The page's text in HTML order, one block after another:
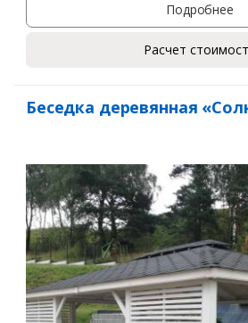
Подробнее
Расчет
Беседка деревянная